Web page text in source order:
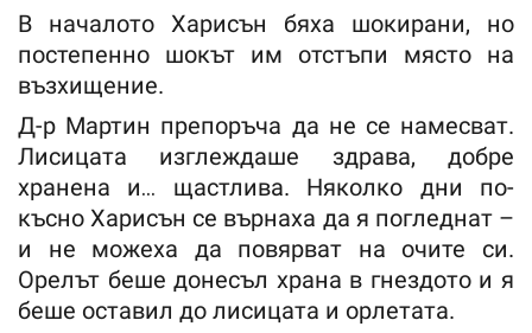
В началото Харисън бяха шокирани, но
постепенно шокът им отстъпи място на
възхищение.
Д-р Мартин препоръча да не се намесват.
Лисицата изглеждаше здрава, добре
хранена и… щастлива. Няколко дни по-
късно Харисън се върнаха да я погледнат –
и не можеха да повярват на очите си.
Орелът беше донесъл храна в гнездото и я
беше оставил до лисицата и орлетата.